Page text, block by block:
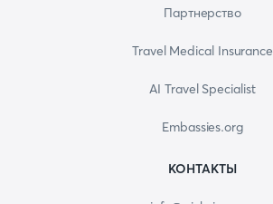
Партнерство
Travel Medical Insurance
AI Travel Specialist
Embassies.org
КОНТАКТЫ